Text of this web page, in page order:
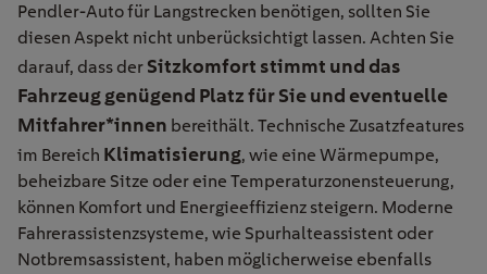
Pendler-Auto für Langstrecken benötigen, sollten Sie
diesen Aspekt nicht unberücksichtigt lassen. Achten Sie
darauf, dass der Sitzkomfort stimmt und das
Fahrzeug genügend Platz für Sie und eventuelle
Mitfahrer*innen bereithält. Technische Zusatzfeatures
im Bereich Klimatisierung, wie eine Wärmepumpe,
beheizbare Sitze oder eine Temperaturzonensteuerung,
können Komfort und Energieeffizienz steigern. Moderne
Fahrerassistenzsysteme, wie Spurhalteassistent oder
Notbremsassistent, haben möglicherweise ebenfalls